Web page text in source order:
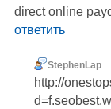
direct online
ответить
StephenLap
http://